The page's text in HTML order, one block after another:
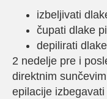
izbeljivati
čupati dlake
depilirati
2 nedelje pre i
direktnim
epilacije